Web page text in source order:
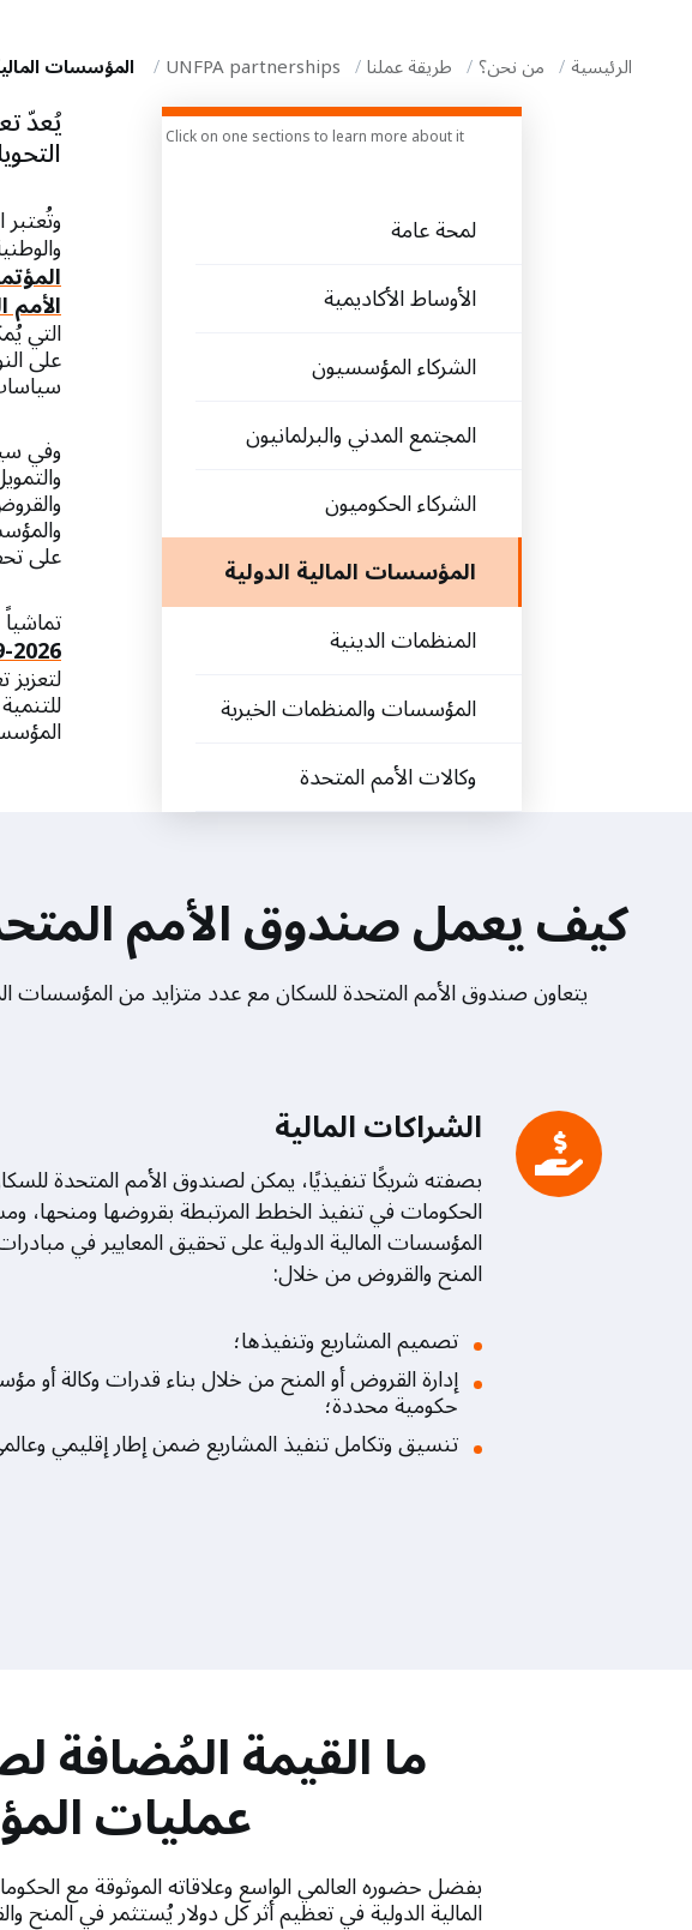
الرئيسية من نحن؟ طريقة عملنا UNFPA partnerships المؤسسات
Click on one sections to learn more about it
‫لمحة عامة
الأوساط الأكاديمية
الشركاء المؤسسيون
المجتمع المدني والبرلمانيون
الشركاء الحكوميون
المؤسسات المالية الدولية
المنظمات الدينية
المؤسسات والمنظمات الخيرية
وكالات الأمم المتحدة
يُعدّ
الأمم
التي
على
وفي
على
2026-2029
كيف يعمل صندوق الأمم
يتعاون صندوق الأمم المتحدة للسكان مع عدد متزايد من المؤسسات
الشراكات المالية
بصفته شريكًا تنفيذيًا، يمكن لصندوق الأمم المتحدة
الحكومات في تنفيذ الخطط المرتبطة بقروضها ومنحها،
المؤسسات المالية الدولية على تحقيق المعايير في
المنح والقروض من خلال:
تصميم المشاريع وتنفيذها؛
إدارة القروض أو المنح من خلال بناء قدرات وكالة أو
حكومية محددة؛
تنسيق وتكامل تنفيذ المشاريع ضمن إطار إقليمي
ما القيمة المُضافة
عمليات
بفضل حضوره العالمي الواسع وعلاقاته الموثوقة مع
المالية الدولية في تعظيم أثر كل دولار يُستثمر في المنح